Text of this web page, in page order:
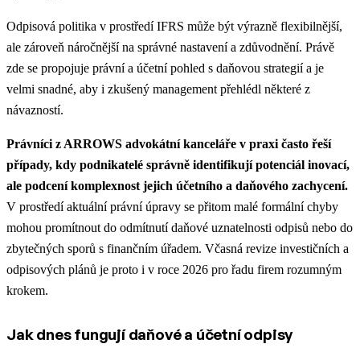
Odpisová politika v prostředí IFRS může být výrazně flexibilnější,
ale zároveň náročnější na správné nastavení a zdůvodnění. Právě
zde se propojuje právní a účetní pohled s daňovou strategií a je
velmi snadné, aby i zkušený management přehlédl některé z
návazností.
Právníci z ARROWS advokátní kanceláře v praxi často řeší
případy, kdy podnikatelé správně identifikují potenciál inovací,
ale podcení komplexnost jejich účetního a daňového zachycení.
V prostředí aktuální právní úpravy se přitom malé formální chyby
mohou promítnout do odmítnutí daňové uznatelnosti odpisů nebo do
zbytečných sporů s finančním úřadem. Včasná revize investičních a
odpisových plánů je proto i v roce 2026 pro řadu firem rozumným
krokem.
Jak dnes fungují daňové a účetní odpisy